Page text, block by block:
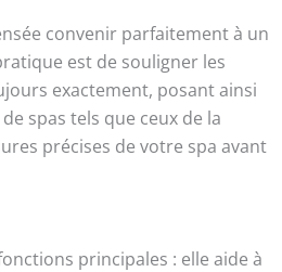
convenir parfaitement à un
est de souligner les
exactement, posant ainsi
spas tels que ceux de la
précises de votre spa avant
principales : elle aide à